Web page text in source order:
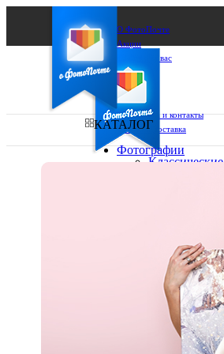
О ФотоПочте
Акции
Сделаем за вас
Бизнесу
FAQ
Франшиза
Поддержка и контакты
Оплата и доставка
КАТАЛОГ
Фотографии
Классические
15х20
20х20
20х30
30х30
30х40
А4
Фото